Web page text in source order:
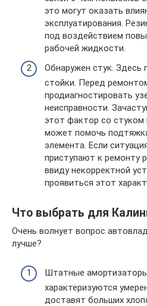
это могут оказать
эксплуатирования.
под воздействием
рабочей жидкости.
Обнаружен стук. Здесь
стойки. Перед
продиагностировать
неисправности.
этот фактор со стуком
может помочь
элемента. Если
приступают к ремонту
ввиду некорректной
проявиться этот
Что выбрать для
Очень волнует вопрос
лучше?
Штатные
характеризуются
доставят больших